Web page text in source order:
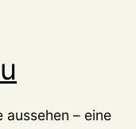
– eine